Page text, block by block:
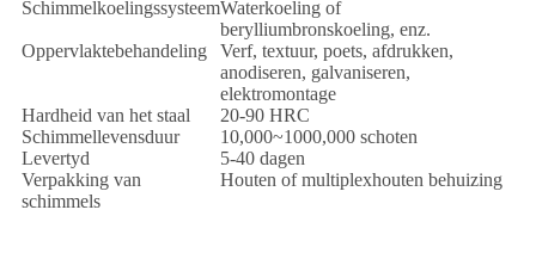
SchimmelkoelingssysteemWaterkoeling of
berylliumbronskoeling, enz.
Oppervlaktebehandeling
Verf, textuur, poets, afdrukken,
anodiseren, galvaniseren,
elektromontage
Hardheid van het staal
20-90 HRC
Schimmellevensduur
10,000~1000,000 schoten
Levertyd
5-40 dagen
Verpakking van
schimmels
Houten of multiplexhouten behuizing